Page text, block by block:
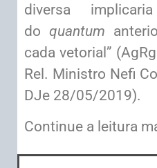
diversa
do quantum
cada vetorial”
Rel. Ministro Nefi
DJe 28/05/2019).
Continue a leitura